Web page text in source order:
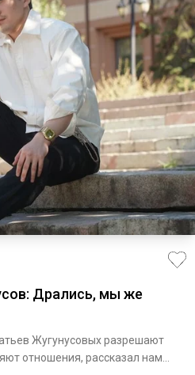
Дрались, мы же
Жугунусовых разрешают
отношения, рассказал нам